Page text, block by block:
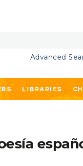
Advanced
LIBRARIES